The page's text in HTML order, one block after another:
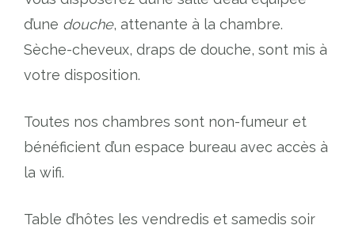
d’une douche, attenante à la chambre.
Sèche-cheveux, draps de douche, sont mis à
votre disposition.
Toutes nos chambres sont non-fumeur et
bénéficient d’un espace bureau avec accès à
la wifi.
Table d’hôtes les vendredis et samedis soir